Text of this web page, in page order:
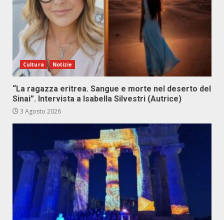
Cultura Notizie
“La ragazza eritrea. Sangue e morte nel deserto del
Sinai”. Intervista a Isabella Silvestri (Autrice)
3 Agosto 2026